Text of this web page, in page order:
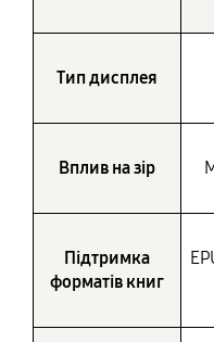
Тип дисплея
Вплив на зір
Підтримка
форматів книг